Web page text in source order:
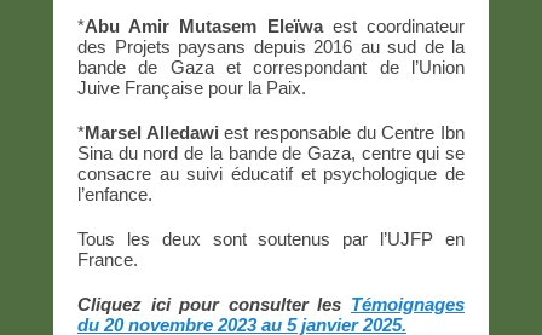
*Abu Amir Mutasem Eleïwaest coordinateur
des Projets paysans depuis 2016 au sud de la
bande de Gaza et correspondant de l’Union
Juive Française pour la Paix.
*Marsel Alledawi est responsable du Centre Ibn
Sina du nord de la bande de Gaza, centre qui se
consacre au suivi éducatif et psychologique de
l’enfance.
Tous les deux sont soutenus par l’UJFP en
France.
Cliquez ici pour consulter les Témoignages
du 20 novembre 2023 au 5 janvier 2025.